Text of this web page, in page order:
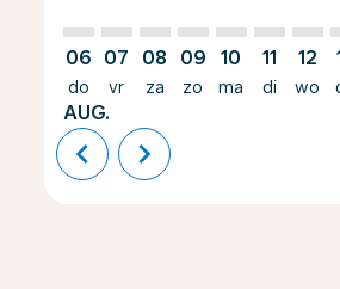
06
do
AUG.
07
vr
08
za
09
zo
10
ma
11
di
12
wo
chevron_left chevron_right